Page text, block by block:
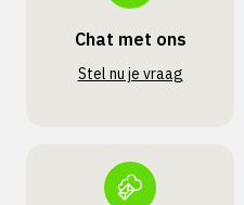
Chat met ons
Stel nu je vraag